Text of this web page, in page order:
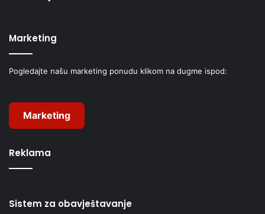
Marketing
Pogledajte našu marketing ponudu klikom na dugme ispod:
Marketing
Reklama
Sistem za obavještavanje